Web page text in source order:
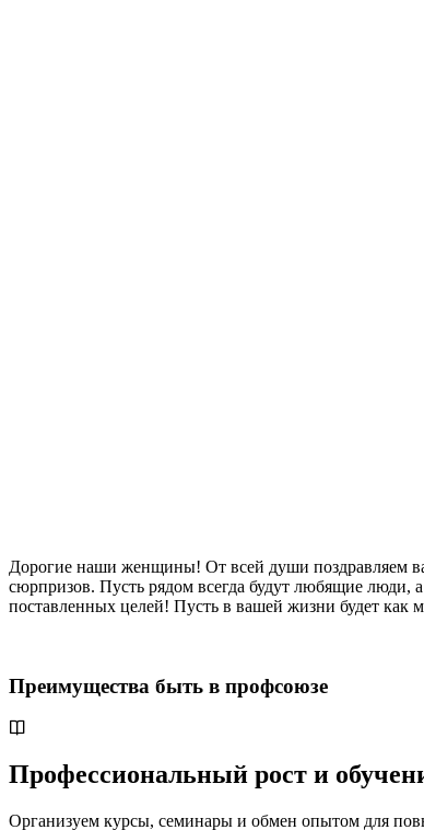
Дорогие наши женщины! От всей души поздравляем
сюрпризов. Пусть рядом всегда будут любящие люди,
поставленных целей! Пусть в вашей жизни будет
Преимущества быть в профсоюзе
Профессиональный рост и
Организуем курсы, семинары и обмен опытом для